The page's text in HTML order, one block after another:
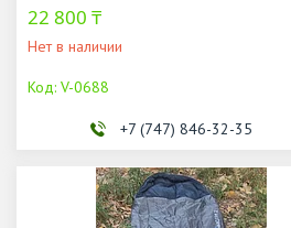
22 800 ₸
Нет в наличии
V-0688
+7 (747) 846-32-35